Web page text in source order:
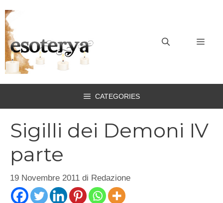
al
contenuto
CATEGORIES
Sigilli dei Demoni IV
parte
19 Novembre 2011 di Redazione